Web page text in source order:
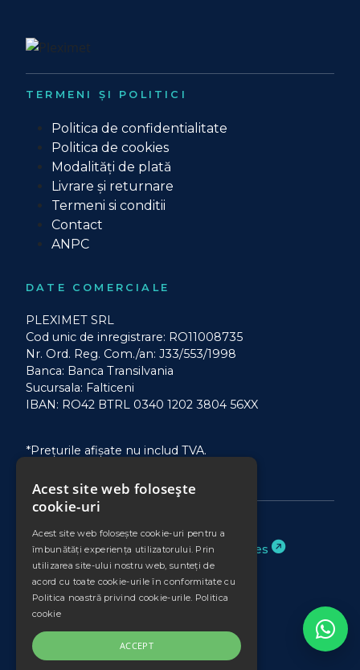
TERMENI ȘI POLITICI
Politica de confidentialitate
Politica de cookies
Modalități de plată
Livrare și returnare
Termeni si conditii
Contact
ANPC
DATE COMERCIALE
PLEXIMET SRL
Cod unic de inregistrare: RO11008735
Nr. Ord. Reg. Com./an: J33/553/1998
Banca: Banca Transilvania
Sucursala: Falticeni
IBAN: RO42 BTRL 0340 1202 3804 56XX
*Prețurile afișate nu includ TVA.
Website realizat deBinary Services
Acest site web folosește
cookie-uri
Acest site web folosește cookie-uri pentru a
îmbunătăți experiența utilizatorului. Prin
utilizarea site-ului nostru web, sunteți de
acord cu toate cookie-urile în conformitate cu
Politica noastră privind cookie-urile. Politica
cookie
ACCEPT